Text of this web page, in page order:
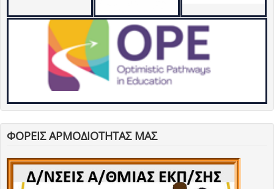
ΦΟΡΕΙΣ ΑΡΜΟΔΙΟΤΗΤΑΣ ΜΑΣ